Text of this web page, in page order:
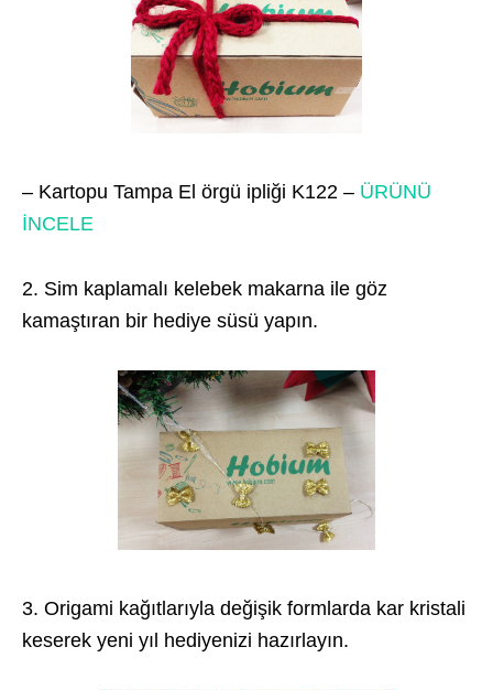
– Kartopu Tampa El örgü ipliği K122 – ÜRÜNÜ
İNCELE
2. Sim kaplamalı kelebek makarna ile göz
kamaştıran bir hediye süsü yapın.
3. Origami kağıtlarıyla değişik formlarda kar kristali
keserek yeni yıl hediyenizi hazırlayın.